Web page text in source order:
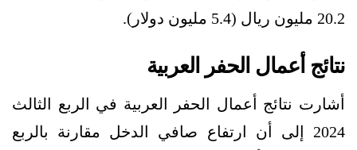
20.2 مليون ريال (5.4 مليون دولار).
نتائج أعمال الحفر العربية
أشارت نتائج أعمال الحفر العربية في الربع الثالث
2024 إلى أن ارتفاع صافي الدخل مقارنة بالربع